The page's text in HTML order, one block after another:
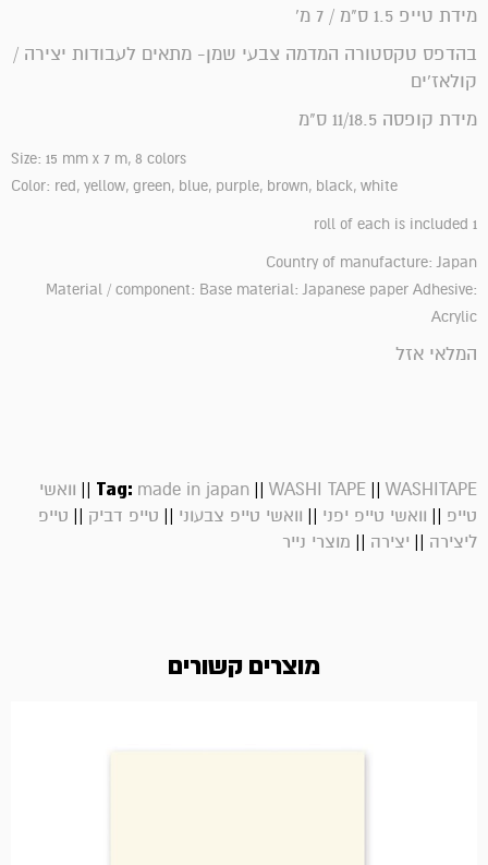
מידת טייפ 1.5 ס"מ / 7 מ'
בהדפס טקסטורה המדמה צבעי שמן- מתאים לעבודות יצירה /
קולאז'ים
מידת קופסה 11/18.5 ס"מ
Size: 15 mm x 7 m, 8 colors
Color: red, yellow, green, blue, purple, brown, black, white
1 roll of each is included
Country of manufacture: Japan
Material / component: Base material: Japanese paper Adhesive:
Acrylic
המלאי אזל
Tag: made in japan || WASHI TAPE || WASHITAPE
|| וואשי
טייפ || וואשי טייפ יפני || וואשי טייפ צבעוני || טייפ דביק || טייפ
ליצירה || יצירה || מוצרי נייר
מוצרים קשורים